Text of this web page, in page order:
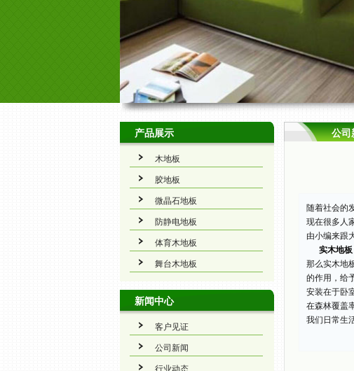
产品展示
木地板
胶地板
微晶石地板
防静电地板
体育木地板
舞台木地板
新闻中心
客户见证
公司新闻
行业动态
公司
随着社会的
现在很多人
由小编来跟
实木地板
那么实木地
的作用，给
安装在于卧
在森林覆盖
我们日常生